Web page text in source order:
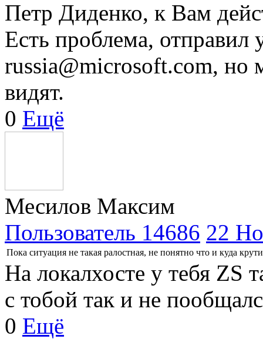
Петр Диденко, к Вам
Есть проблема,
russia@microsoft.com, но
видят.
0 Ещё
Месилов Максим
Пользователь 14686 22
Пока ситуация не такая ралостная, не понятно что и куда
На локалхосте у тебя ZS
с тобой так и не
0 Ещё